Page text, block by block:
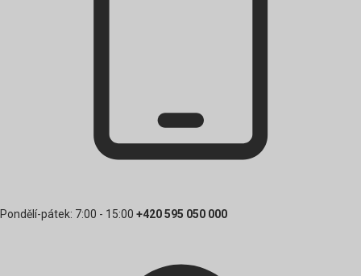
Pondělí-pátek: 7:00 - 15:00 +420 595 050 000